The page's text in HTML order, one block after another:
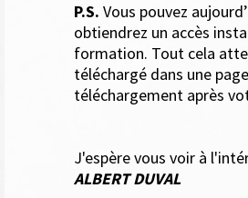
P.S.Vous pouvez
obtiendrez un accès
formation. Tout cela
téléchargé dans une
téléchargement après
J'espère vous voir à
ALBERT DUVAL